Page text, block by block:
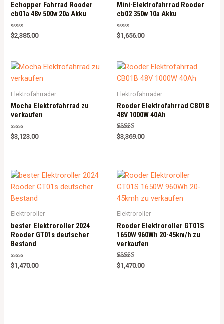
Echopper Fahrrad Rooder
cb01a 48v 500w 20a Akku
Rated
0
$2,385.00
Mini-Elektrofahrrad Rooder
cb02 350w 10a Akku
Rated
0
$1,656.00
Elektrofahrräder
Mocha Elektrofahrrad zu
verkaufen
Rated
0
$3,123.00
Elektrofahrräder
Rooder Elektrofahrrad CB01B
48V 1000W 40Ah
Rated
5.00
$3,369.00
Elektroroller
bester Elektroroller 2024
Rooder GT01s deutscher
Bestand
Rated
0
$1,470.00
Elektroroller
Rooder Elektroroller GT01S
1650W 960Wh 20-45km/h zu
verkaufen
Rated
5.00
$1,470.00